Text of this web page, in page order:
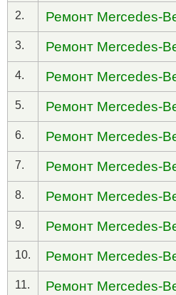
2. Ремонт Mercedes-
3. Ремонт Mercedes-
4. Ремонт Mercedes-
5. Ремонт Mercedes-
6. Ремонт Mercedes-
7. Ремонт Mercedes-
8. Ремонт Mercedes-
9. Ремонт Mercedes-
10. Ремонт Mercedes-
11. Ремонт Mercedes-